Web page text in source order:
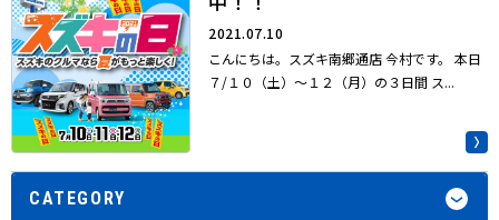
2021.07.10
こんにちは。スズキ南郷通店 今村です。 本日
７/１０（土）～１２（月）の３日間 ス...
CATEGORY